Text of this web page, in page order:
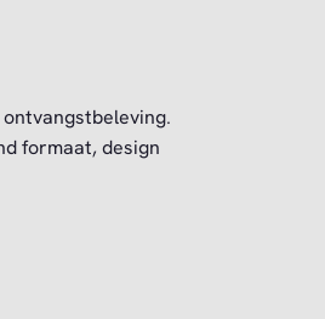
formaat, design